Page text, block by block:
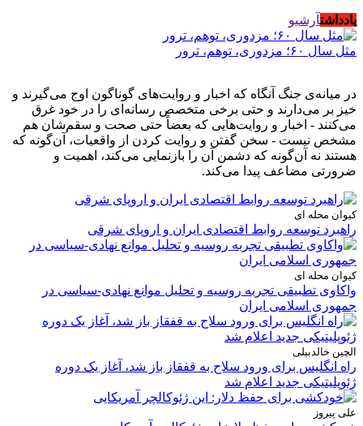
یادداشتآرشیو
مثل سال ۶۰؛ مزدوری، توهم، ترور
در میانه‌ی جنگ آنگاه که اخبار و روایت‌های گوناگون اوج می‌گیرند و
خیز بر می‌دارند و حتی برخی متخصص رسانه‌ای را در خود غرق
می‌کنند - اخبار و روایت‌هایی که بعضاً حتی صحت و سقم‌شان هم
مشخص نیست - سخن گفتن و روایت کردن از واقعیات، آن‌گونه که
هستند نه آن‌گونه که دشمن آن را بازنمایی می‌کند، اهمیت و
ضرورتی مضاعف پیدا می‌کند.
کیوان محله ای
راهبرد توسعه روابط اقتصادی ایران و اروپای شرقی
کیوان محله ای
واکاوی تطبیقی تجربه روسیه و تحلیل موانع نهادی-سیاسی در
جمهوری اسلامی ایران
الچین خالدبیلی
راه انگلیس برای ورود سلاح به قفقاز باز شد، آغاز یک دوره
ژئوپلیتیکی جدید اعلام شد
علی پیروز